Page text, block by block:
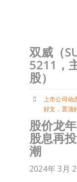
双威（
5211，
股）
上市公司动
好文 ， 置顶
股价龙
股息再
潮
2024年 3月